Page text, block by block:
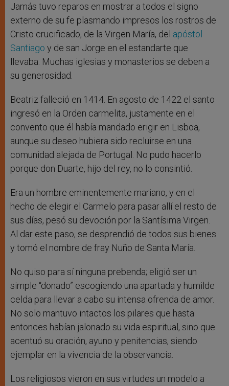
Jamás tuvo reparos en mostrar a todos el signo
externo de su fe plasmando impresos los rostros de
Cristo crucificado, de la Virgen María, del apóstol
Santiago y de san Jorge en el estandarte que
llevaba. Muchas iglesias y monasterios se deben a
su generosidad.
Beatriz falleció en 1414. En agosto de 1422 el santo
ingresó en la Orden carmelita, justamente en el
convento que él había mandado erigir en Lisboa,
aunque su deseo hubiera sido recluirse en una
comunidad alejada de Portugal. No pudo hacerlo
porque don Duarte, hijo del rey, no lo consintió.
Era un hombre eminentemente mariano, y en el
hecho de elegir el Carmelo para pasar allí el resto de
sus días, pesó su devoción por la Santísima Virgen.
Al dar este paso, se desprendió de todos sus bienes
y tomó el nombre de fray Nuño de Santa María.
No quiso para sí ninguna prebenda; eligió ser un
simple “donado” escogiendo una apartada y humilde
celda para llevar a cabo su intensa ofrenda de amor.
No solo mantuvo intactos los pilares que hasta
entonces habían jalonado su vida espiritual, sino que
acentuó su oración, ayuno y penitencias, siendo
ejemplar en la vivencia de la observancia.
Los religiosos vieron en sus virtudes un modelo a